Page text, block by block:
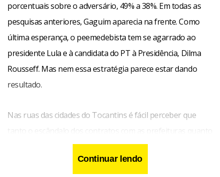
porcentuais sobre o adversário, 49% a 38%. Em todas as
pesquisas anteriores, Gaguim aparecia na frente. Como
última esperança, o peemedebista tem se agarrado ao
presidente Lula e à candidata do PT à Presidência, Dilma
Rousseff. Mas nem essa estratégia parece estar dando
resultado.
Nas ruas das cidades do Tocantins é fácil perceber que
tanto o escândalo dos contratos com as prefeituras quanto
a tentativa de censura às notícias causaram grande mal-
estar. Os coordenadores da campanha do candidato
Continuar lendo